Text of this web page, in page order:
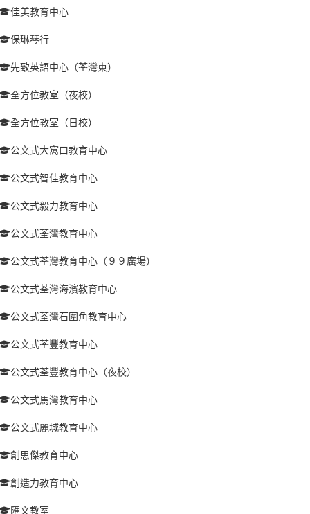
佳美教育中心
保琳琴行
先致英語中心（荃灣東）
全方位教室（夜校）
全方位教室（日校）
公文式大窩口教育中心
公文式智佳教育中心
公文式毅力教育中心
公文式荃灣教育中心
公文式荃灣教育中心（９９廣場）
公文式荃灣海濱教育中心
公文式荃灣石圍角教育中心
公文式荃豐教育中心
公文式荃豐教育中心（夜校）
公文式馬灣教育中心
公文式麗城教育中心
創思傑教育中心
創造力教育中心
匯文教室